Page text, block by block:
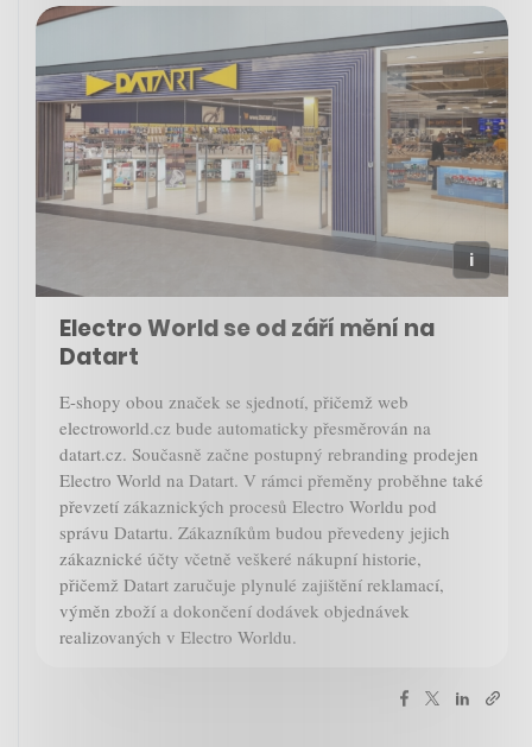
Electro World se od září mění na
Datart
E-shopy obou značek se sjednotí, přičemž web
electroworld.cz bude automaticky přesměrován na
datart.cz. Současně začne postupný rebranding prodejen
Electro World na Datart. V rámci přeměny proběhne také
převzetí zákaznických procesů Electro Worldu pod
správu Datartu. Zákazníkům budou převedeny jejich
zákaznické účty včetně veškeré nákupní historie,
přičemž Datart zaručuje plynulé zajištění reklamací,
výměn zboží a dokončení dodávek objednávek
realizovaných v Electro Worldu.